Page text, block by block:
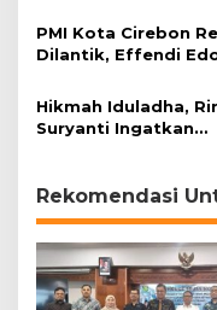
PMI Kota Cirebon
Dilantik, Effendi
Bencana
Hikmah Iduladha,
Suryanti Ingatkan
Rekomendasi